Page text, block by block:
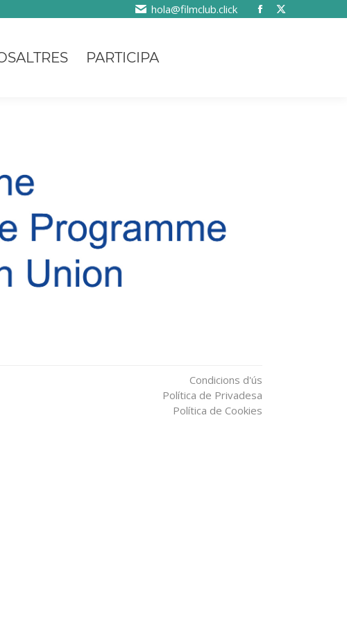
hola@filmclub.click
PARTICIPA
Condicions d'ús
Política de Privadesa
Política de Cookies